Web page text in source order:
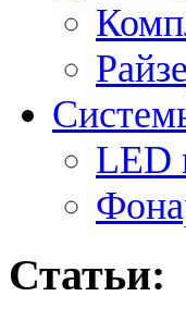
LED
Статьи: